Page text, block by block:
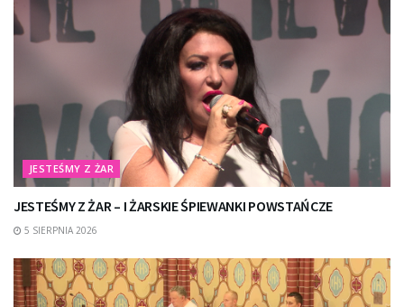
JESTEŚMY Z ŻAR
JESTEŚMY Z ŻAR – I ŻARSKIE ŚPIEWANKI POWSTAŃCZE
5 SIERPNIA 2026